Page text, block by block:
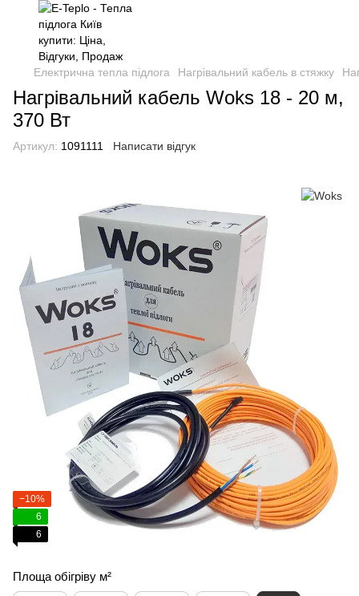
Електрична тепла підлога Нагрівальний кабель в стяжку
Нагрівальний кабель Woks 18 - 20 м,
370 Вт
Артикул: 1091111 Написати відгук
−10%
6
6
Площа обігріву м²